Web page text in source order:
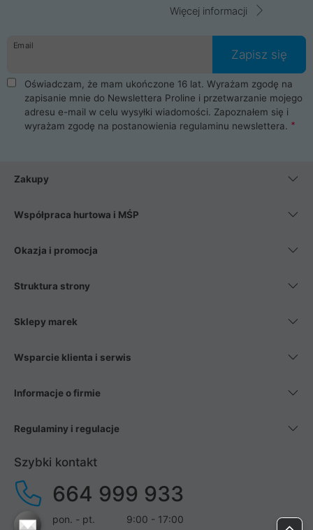
Więcej informacji
Email
Zapisz się
Oświadczam, że mam ukończone 16 lat. Wyrażam zgodę na
zapisanie mnie do Newslettera Proline i przetwarzanie mojego
adresu e-mail w celu wysyłki wiadomości. Zapoznałem się i
wyrażam zgodę na postanowienia regulaminu newslettera.
Zakupy
Współpraca hurtowa i MŚP
Okazja i promocja
Struktura strony
Sklepy marek
Wsparcie klienta i serwis
Informacje o firmie
Regulaminy i regulacje
Szybki kontakt
664 999 933
pon. - pt.
9:00 - 17:00